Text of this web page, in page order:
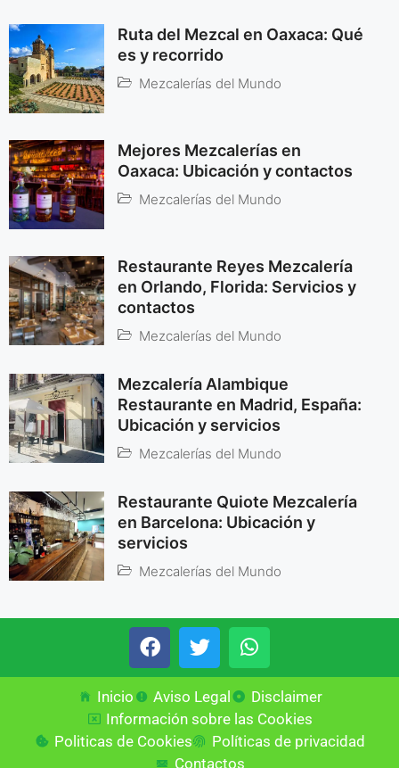
Ruta del Mezcal en Oaxaca: Qué
es y recorrido
Mezcalerías del Mundo
Mejores Mezcalerías en
Oaxaca: Ubicación y contactos
Mezcalerías del Mundo
Restaurante Reyes Mezcalería
en Orlando, Florida: Servicios y
contactos
Mezcalerías del Mundo
Mezcalería Alambique
Restaurante en Madrid, España:
Ubicación y servicios
Mezcalerías del Mundo
Restaurante Quiote Mezcalería
en Barcelona: Ubicación y
servicios
Mezcalerías del Mundo
Inicio Aviso Legal
Disclaimer
Información sobre las Cookies
Politicas de Cookies
Políticas de privacidad
Contactos